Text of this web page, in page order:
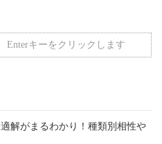
解がまるわかり！種類別相性や